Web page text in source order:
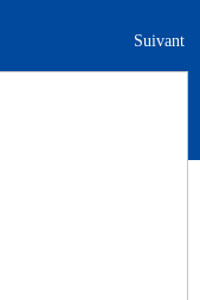
Suivant